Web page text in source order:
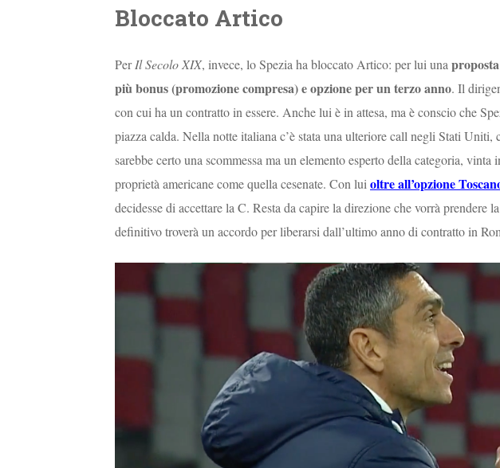
Bloccato Artico
PerIl Secolo XIX, invece, lo Spezia ha bloccato Artico: per lui una
più bonus (promozione compresa) e opzione per un terzo anno. Il
con cui ha un contratto in essere. Anche lui è in attesa, ma è conscio che
piazza calda. Nella notte italiana c’è stata una ulteriore call negli Stati
sarebbe certo una scommessa ma un elemento esperto della categoria,
proprietà americane come quella cesenate. Con lui oltre all’opzione
decidesse di accettare la C. Resta da capire la direzione che vorrà
definitivo troverà un accordo per liberarsi dall’ultimo anno di contratto in